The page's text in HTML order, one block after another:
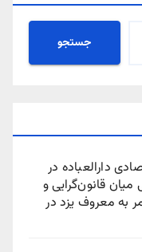
جستجو
دارالعباده در
قانون‌گرایی و
به معروف یزد در